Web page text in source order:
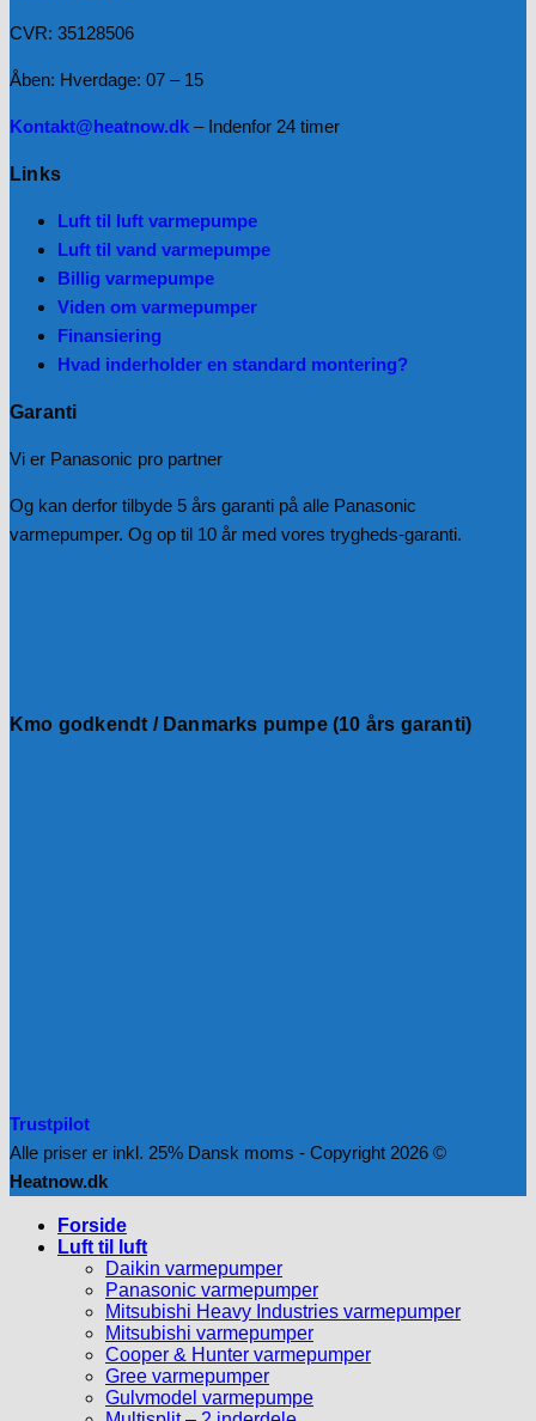
CVR: 35128506
Åben: Hverdage: 07 – 15
Kontakt@heatnow.dk – Indenfor 24 timer
Links
Luft til luft varmepumpe
Luft til vand varmepumpe
Billig varmepumpe
Viden om varmepumper
Finansiering
Hvad inderholder en standard montering?
Garanti
Vi er Panasonic pro partner
Og kan derfor tilbyde 5 års garanti på alle Panasonic
varmepumper. Og op til 10 år med vores trygheds-garanti.
Kmo godkendt / Danmarks pumpe (10 års garanti)
Trustpilot
Alle priser er inkl. 25% Dansk moms - Copyright 2026 ©
Heatnow.dk
Forside
Luft til luft
Daikin varmepumper
Panasonic varmepumper
Mitsubishi Heavy Industries varmepumper
Mitsubishi varmepumper
Cooper & Hunter varmepumper
Gree varmepumper
Gulvmodel varmepumpe